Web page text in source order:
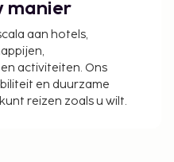
manier
aan hotels,
activiteiten. Ons
en duurzame
reizen zoals u wilt.